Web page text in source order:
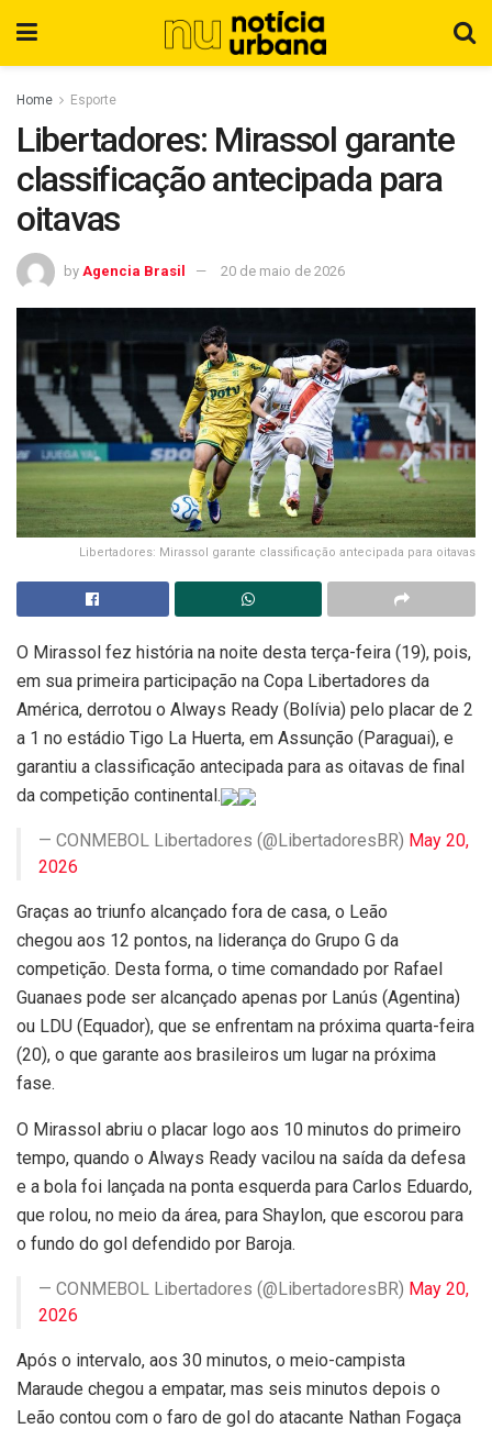
Home Esporte
Libertadores: Mirassol garante
classificação antecipada para
oitavas
by Agencia Brasil 20 de maio de 2026
Libertadores: Mirassol garante classificação antecipada para oitavas
O Mirassol fez história na noite desta terça-feira (19), pois,
em sua primeira participação na Copa Libertadores da
América, derrotou o Always Ready (Bolívia) pelo placar de 2
a 1 no estádio Tigo La Huerta, em Assunção (Paraguai), e
garantiu a classificação antecipada para as oitavas de final
da competição continental.
— CONMEBOL Libertadores (@LibertadoresBR) May 20,
2026
Graças ao triunfo alcançado fora de casa, o Leão
chegou aos 12 pontos, na liderança do Grupo G da
competição. Desta forma, o time comandado por Rafael
Guanaes pode ser alcançado apenas por Lanús (Agentina)
ou LDU (Equador), que se enfrentam na próxima quarta-feira
(20), o que garante aos brasileiros um lugar na próxima
fase.
O Mirassol abriu o placar logo aos 10 minutos do primeiro
tempo, quando o Always Ready vacilou na saída da defesa
e a bola foi lançada na ponta esquerda para Carlos Eduardo,
que rolou, no meio da área, para Shaylon, que escorou para
o fundo do gol defendido por Baroja.
— CONMEBOL Libertadores (@LibertadoresBR) May 20,
2026
Após o intervalo, aos 30 minutos, o meio-campista
Maraude chegou a empatar, mas seis minutos depois o
Leão contou com o faro de gol do atacante Nathan Fogaça